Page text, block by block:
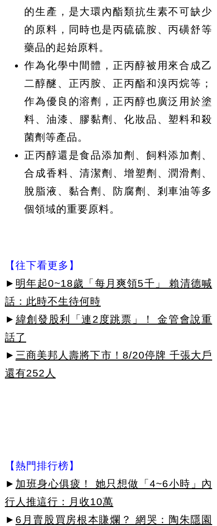
的生產，是大環內酯類抗生素不可缺少
的原料，同時也是丙硫硫胺、丙磺舒等
藥品的起始原料。
作為化學中間體，正丙醇被用來合成乙
二醇醚、正丙胺、正丙酯和溴丙烷等；
作為優良的溶劑，正丙醇也廣泛用於塗
料、油漆、膠黏劑、化妝品、塑料和殺
菌劑等產品。
正丙醇還是食品添加劑、飼料添加劑、
合成香料、清潔劑、增塑劑、潤滑劑、
脫脂液、黏合劑、防腐劑、剎車油等多
個領域的重要原料。
【往下看更多】
► 明年起0~18歲「每月爽領5千」 賴清德喊
話：此時不生待何時
► 緯創發股利「連2度跳票」！ 金管會說重
話了
► 三商美邦人壽將下市！8/20停牌 千張大戶
還有252人
【熱門排行榜】
► 加班身心俱疲！ 她只想做「4~6小時」內
行人推這行：月收10萬
► 6月賣股買房根本賺爛？ 網哭：陶朱隱園